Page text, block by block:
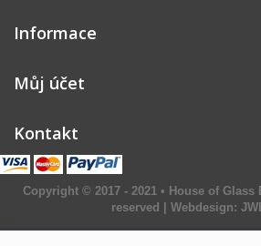
Informace
Můj účet
Kontakt
Copyright © 2017 - 2021 • House of
reserved | Webdesign: